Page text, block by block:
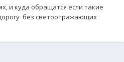
и куда обращатся если такие
без светоотражающих